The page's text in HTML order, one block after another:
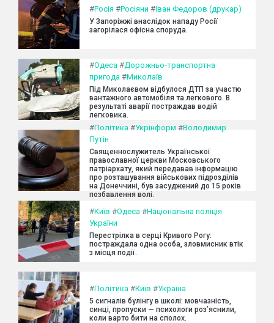
#Росія #Росіяни #Іван Федоров (друкар)
У Запоріжжі внаслідок нападу Росії
загорілася офісна споруда.
#Одеса #Дорожньо-транспортна
пригода #Миколаїв
Під Миколаєвом відбулося ДТП за участю
вантажного автомобіля та легкового. В
результаті аварії постраждав водій
легковика.
#Політика #Укрінформ #Володимир
Путін
Священнослужитель Української
православної церкви Московського
патріархату, який передавав інформацію
про розташування військових підрозділів
на Донеччині, був засуджений до 15 років
позбавлення волі.
#Київ #Одеса #Національна поліція
України
Перестрілка в серці Кривого Рогу:
постраждала одна особа, зловмисник втік
з місця події.
#Політика #Київ #Україна
5 сигналів булінгу в школі: мовчазність,
синці, пропуски — психологи роз’яснили,
коли варто бити на сполох.